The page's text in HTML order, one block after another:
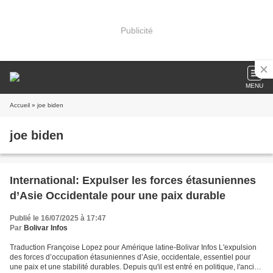
Publicité
MENU
Accueil » joe biden
joe biden
International: Expulser les forces étasuniennes
d’Asie Occidentale pour une paix durable
Publié le 16/07/2025 à 17:47
Par Bolivar Infos
Traduction Françoise Lopez pour Amérique latine-Bolivar Infos L'expulsion
des forces d’occupation étasuniennes d’Asie, occidentale, essentiel pour
une paix et une stabilité durables. Depuis qu'il est entré en politique, l'ancien